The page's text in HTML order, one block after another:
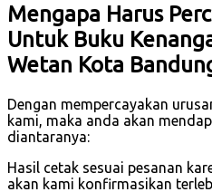
Mengapa Harus
Untuk Buku
Wetan Kota
Dengan mempercayakan
kami, maka anda akan
diantaranya:
Hasil cetak sesuai pesanan
akan kami konfirmasikan